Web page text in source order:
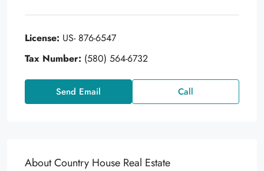
License: US- 876-6547
Tax Number: (580) 564-6732
Send Email Call
About Country House Real Estate